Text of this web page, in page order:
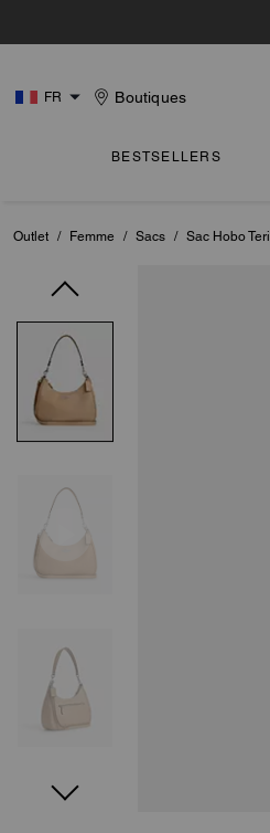
FR Boutiques
BESTSELLERS
Outlet / Femme / Sacs / Sac Hobo Teri